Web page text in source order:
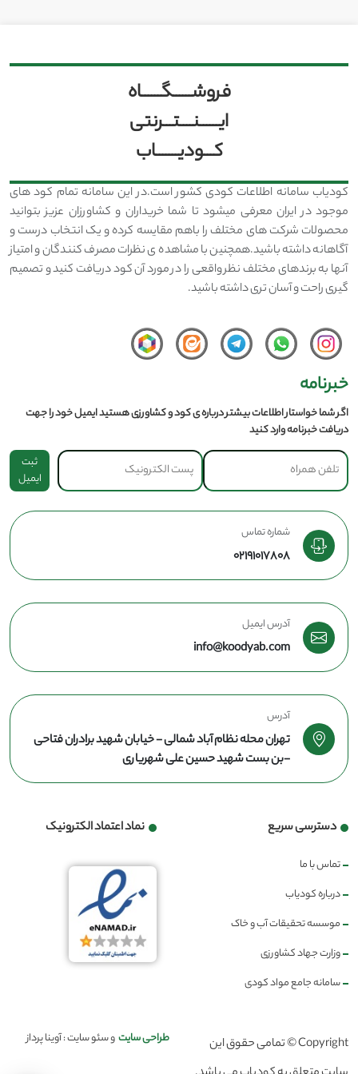
فروشــــــگــــــاه
ایــــــنــــتـــرنتی
کـــودیـــــــاب
کودیاب سامانه اطلاعات کودی کشور است.در این سامانه تمام کود های
موجود در ایران معرفی میشود تا شما خریداران و کشاورزان عزیز بتوانید
محصولات شرکت های مختلف را باهم مقایسه کرده و یک انتخاب درست و
آگاهانه داشته باشید.همچنین با مشاهده ی نظرات مصرف کنندگان و امتیاز
آنها به برندهای مختلف نظر واقعی را در مورد آن کود دریافت کنید و تصمیم
گیری راحت و آسان تری داشته باشید.
خبرنامه
اگر شما خواستار اطلاعات بیشتر درباره ی کود و کشاورزی هستید ایمیل خود را جهت
دریافت خبرنامه وارد کنید
ثبت
ایمیل
شماره تماس
02191017808
آدرس ایمیل
info@koodyab.com
آدرس
تهران محله نظام آباد شمالی - خیابان شهید برادران فتاحی
-بن بست شهید حسین علی شهریاری
دسترسی سریع
تماس با ما
درباره کودیاب
موسسه تحقیقات آب و خاک
وزارت جهاد کشاورزی
سامانه جامع مواد کودی
نماد اعتماد الکترونیک
Copyright © تمامی حقوق این
طراحی سایتو سئو سایت : آوینا پرداز